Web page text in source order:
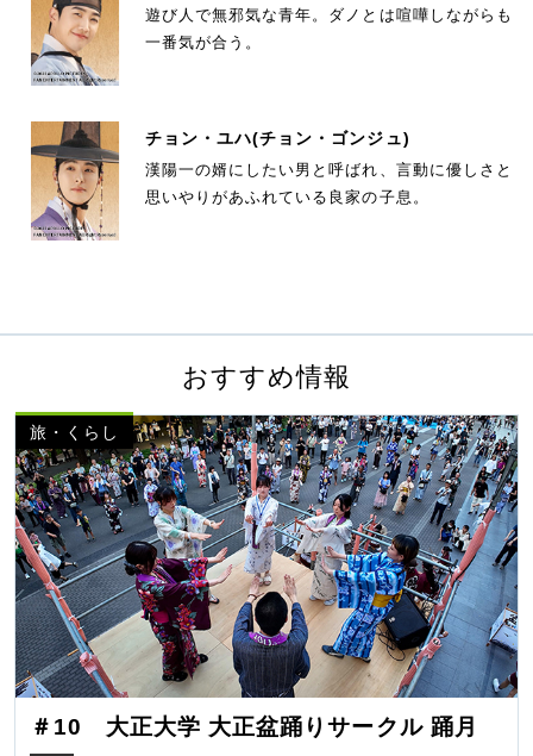
遊び人で無邪気な青年。ダノとは喧嘩しながらも
一番気が合う。
チョン・ユハ(チョン・ゴンジュ)
漢陽一の婿にしたい男と呼ばれ、言動に優しさと
思いやりがあふれている良家の子息。
おすすめ情報
旅・くらし
＃10 大正大学 大正盆踊りサークル 踊月